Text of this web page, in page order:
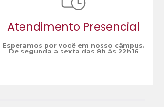
Atendimento Presencial
Esperamos por você em nosso câmpus.
De segunda a sexta das 8h às 22h16